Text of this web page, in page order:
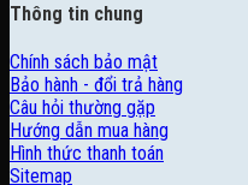
Thông tin chung
Chính sách bảo mật
Bảo hành - đổi trả hàng
Câu hỏi thường gặp
Hướng dẫn mua hàng
Hình thức thanh toán
Sitemap